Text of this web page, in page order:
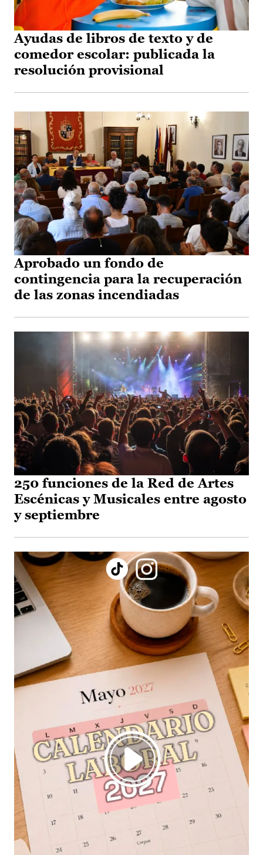
Ayudas de libros de texto y de
comedor escolar: publicada la
resolución provisional
Aprobado un fondo de
contingencia para la recuperación
de las zonas incendiadas
250 funciones de la Red de Artes
Escénicas y Musicales entre agosto
y septiembre